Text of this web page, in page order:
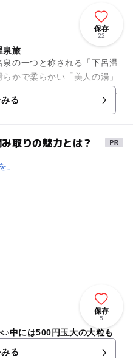
保存
22
泉旅
の一つと称される「下呂温
かで柔らかい「美人の湯」
純和風檜のお風呂と、レト
る
取りの魅力とは？
保存
5
♪中には500円玉大の大粒も
る